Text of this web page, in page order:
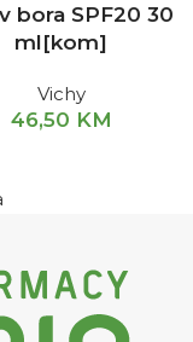
bora SPF20 30
ml[kom]
Vichy
46,50 KM